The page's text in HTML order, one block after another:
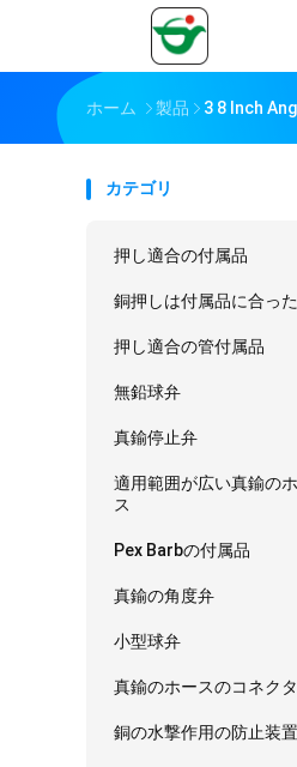
ホーム 製品 3 8 Inch
カテゴリ
押し適合の付属品
銅押しは付属品に合った
押し適合の管付属品
無鉛球弁
真鍮停止弁
適用範囲が広い真鍮の
ス
Pex Barbの付属品
真鍮の角度弁
小型球弁
真鍮のホースのコネク
銅の水撃作用の防止装置